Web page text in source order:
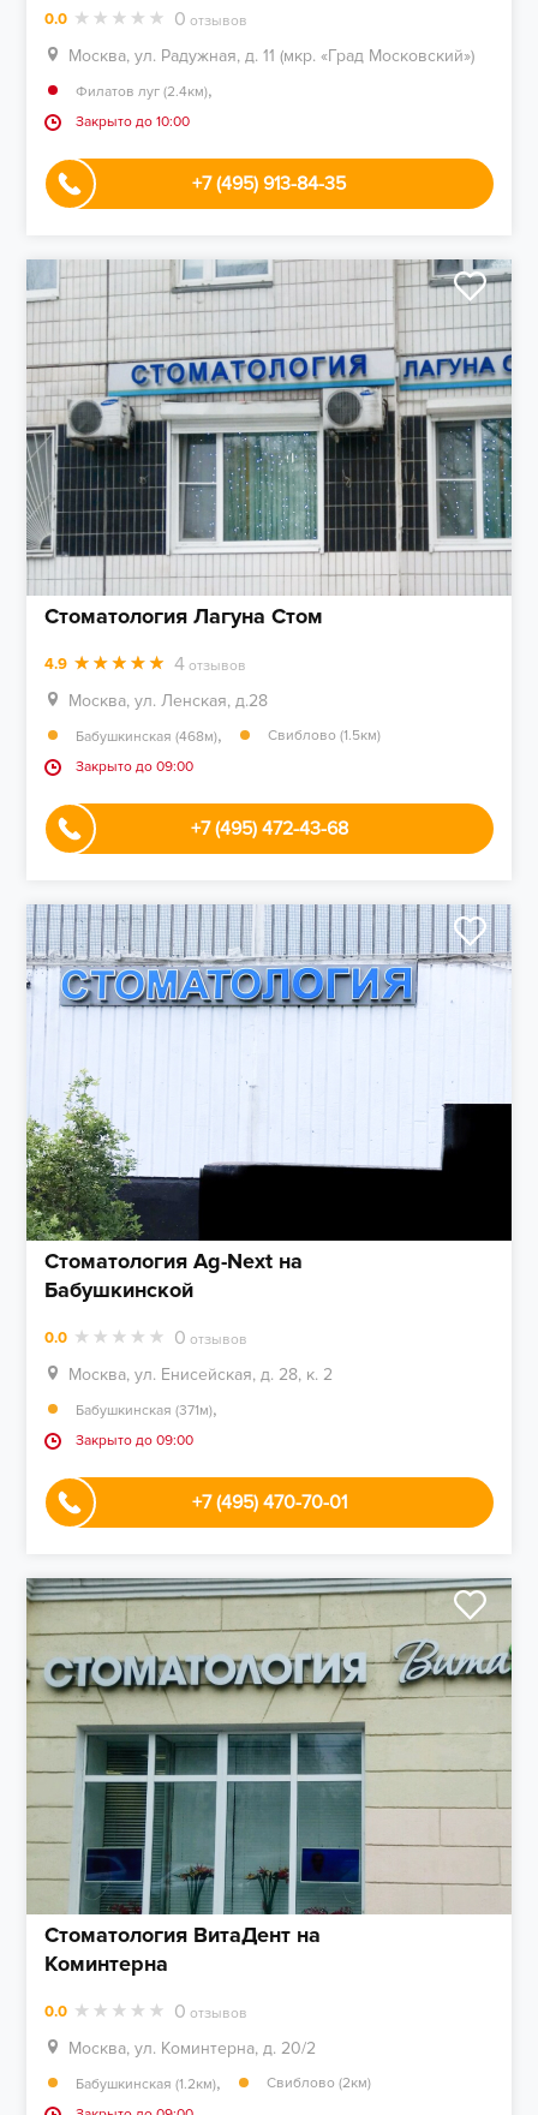
0.0 0 отзывов
Москва, ул. Радужная, д. 11 (мкр. «Град Московский»)
Филатов луг (2.4км),
Закрыто до 10:00
+7 (495) 913-84-35
Стоматология Лагуна Стом
4.9 4 отзывов
Москва, ул. Ленская, д.28
Бабушкинская (468м),
Свиблово (1.5км)
Закрыто до 09:00
+7 (495) 472-43-68
Стоматология Ag-Next на
Бабушкинской
0.0 0 отзывов
Москва, ул. Енисейская, д. 28, к. 2
Бабушкинская (371м),
Закрыто до 09:00
+7 (495) 470-70-01
Стоматология ВитаДент на
Коминтерна
0.0 0 отзывов
Москва, ул. Коминтерна, д. 20/2
Бабушкинская (1.2км),
Свиблово (2км)